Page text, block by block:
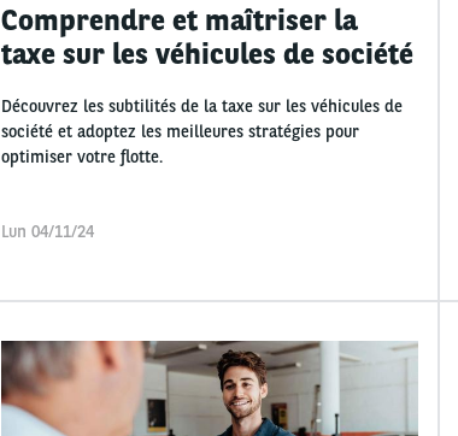
Comprendre et maîtriser la
taxe sur les véhicules de société
Découvrez les subtilités de la taxe sur les véhicules de
société et adoptez les meilleures stratégies pour
optimiser votre flotte.
Lun 04/11/24